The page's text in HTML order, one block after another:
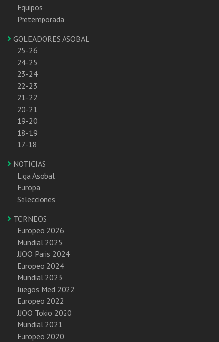
Equipos
Pretemporada
GOLEADORES ASOBAL
25-26
24-25
23-24
22-23
21-22
20-21
19-20
18-19
17-18
NOTICIAS
Liga Asobal
Europa
Selecciones
TORNEOS
Europeo 2026
Mundial 2025
JJOO Paris 2024
Europeo 2024
Mundial 2023
Juegos Med 2022
Europeo 2022
JJOO Tokio 2020
Mundial 2021
Europeo 2020